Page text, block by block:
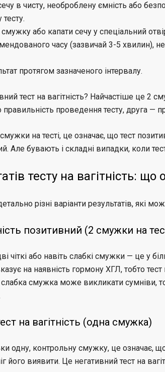
в чисту, необроблену ємність або
або капати сечу у спеціальний
часу (зазвичай 3-5 хвилин),
протягом зазначеного інтервалу.
тест на вагітність? Найчастіше це 2
проведення тесту, друга —
на тесті, це означає, що тест
Але бувають і складні випадки, коли
тесту на вагітність:
різні варіанти результатів, які
позитивний (2 смужки на
чіткі або навіть слабкі смужки — це у
на наявність гормону ХГЛ, тобто
слабка смужка може викликати сумніви,
на вагітність (одна смужка)
одну, контрольну смужку, це означає,
його виявити. Це негативний тест на